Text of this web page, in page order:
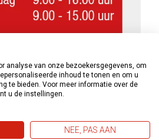
analyse van onze bezoekersgegevens, om
inhoud te tonen en om u
te bieden. Voor meer informatie over de
u de instellingen.
NEE, PAS AAN